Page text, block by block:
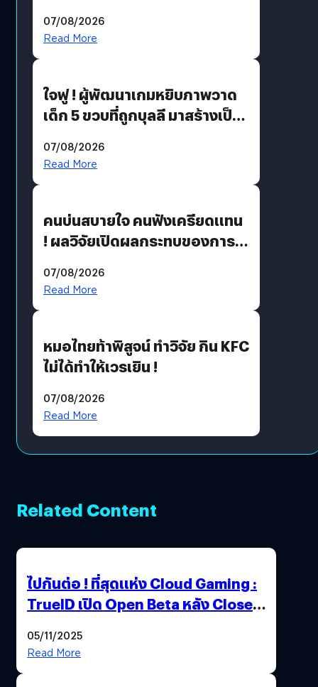
อวกาศเต็มสูบ
07/08/2026
Read More
ใจฟู ! ผู้พัฒนาเกมหยิบภาพวาด
เด็ก 5 ขวบที่ถูกบุลลี มาสร้างเป็น
07/08/2026
Read More
คนบ่นสบายใจ คนฟังเครียดแทน
! ผลวิจัยเปิดผลกระทบของการ
07/08/2026
Read More
หมอไทยท้าพิสูจน์ ทำวิจัย กิน KFC
ไม่ได้ทำให้เวรเยิน !
07/08/2026
Read More
Related Content
ไปกันต่อ ! ที่สุดแห่ง Cloud Gaming :
TrueID เปิด Open Beta หลัง Close
Thailand Game Show 2025 ทะลุ 15
05/11/2025
Read More